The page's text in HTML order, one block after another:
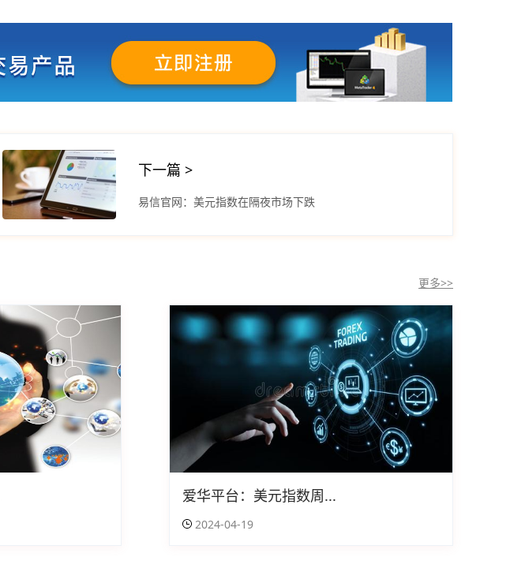
下一篇 >
易信官网：美元指数在隔夜市场下跌
更多>>
爱华平台：美元指数周...
2024-04-19